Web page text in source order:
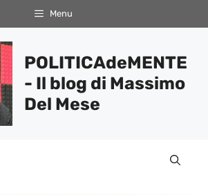
Menu
POLITICAdeMENTE
- Il blog di Massimo
Del Mese